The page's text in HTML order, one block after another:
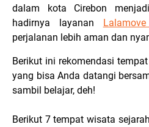
dalam kota Cirebon
hadirnya layanan
perjalanan lebih aman dan
Berikut ini rekomendasi
yang bisa Anda datangi
sambil belajar, deh!
Berikut 7 tempat wisata